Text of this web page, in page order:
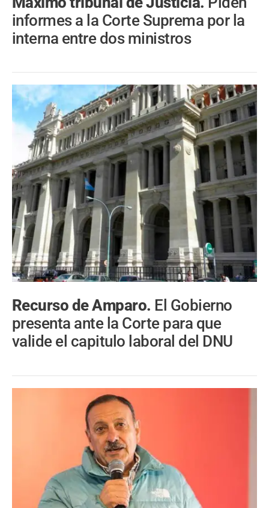
informes a la Corte Suprema por la
interna entre dos ministros
Recurso de Amparo. El Gobierno
presenta ante la Corte para que
valide el capitulo laboral del DNU